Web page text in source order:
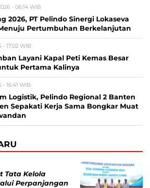
- 06:14 WIB
2026, PT Pelindo Sinergi Lokaseva
Pertumbuhan Berkelanjutan
- 17:02 WIB
Layani Kapal Peti Kemas Besar
Pertama Kalinya
16:41 WIB
Logistik, Pelindo Regional 2 Banten
Sepakati Kerja Sama Bongkar Muat
Tata Kelola
Perpanjangan